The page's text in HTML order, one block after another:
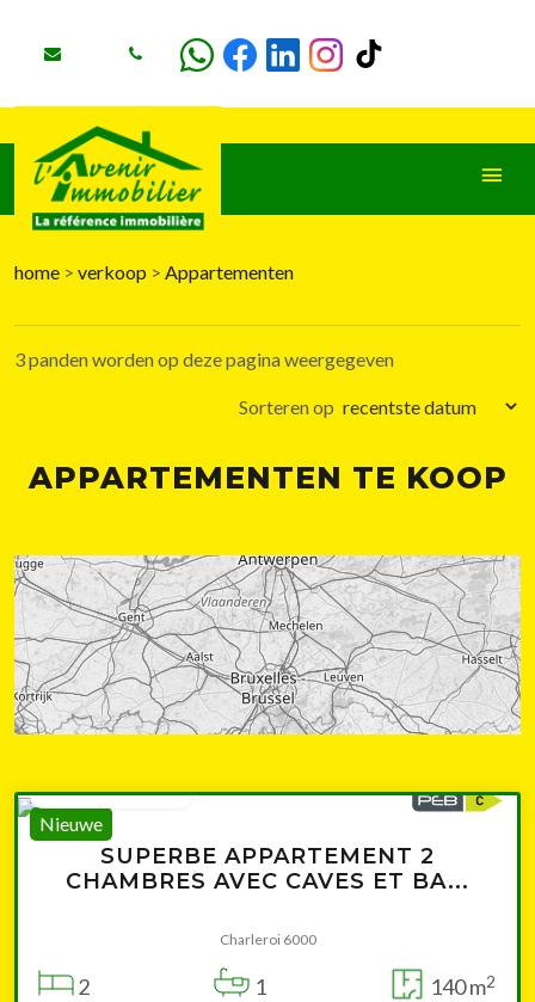
home > verkoop > Appartementen
3 panden worden op deze pagina weergegeven
Sorteren op
APPARTEMENTEN TE KOOP
−
Nieuwe
vanaf 199 000 €
SUPERBE APPARTEMENT 2
CHAMBRES AVEC CAVES ET BA...
Charleroi 6000
2 1 140 m2